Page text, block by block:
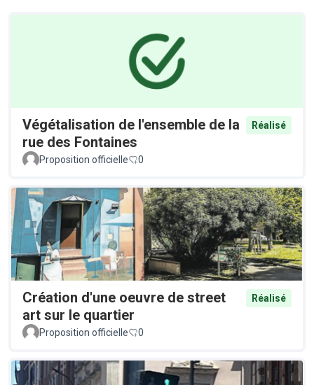
Végétalisation de l'ensemble de la
rue des Fontaines
Réalisé
Proposition officielle 0
Création d'une oeuvre de street
art sur le quartier
Réalisé
Proposition officielle 0